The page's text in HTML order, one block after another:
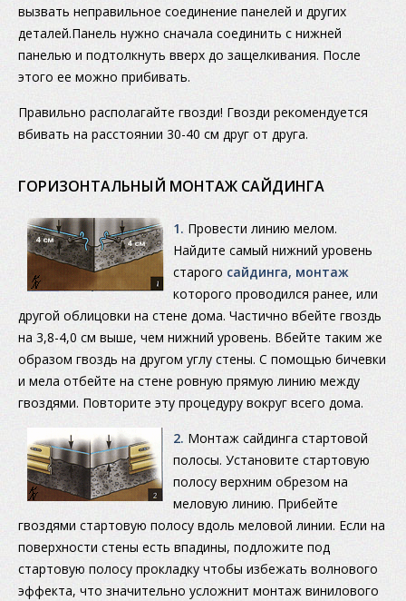
вызвать неправильное соединение панелей и других
деталей.Панель нужно сначала соединить с нижней
панелью и подтолкнуть вверх до защелкивания. После
этого ее можно прибивать.
Правильно располагайте гвозди! Гвозди рекомендуется
вбивать на расстоянии 30-40 см друг от друга.
ГОРИЗОНТАЛЬНЫЙ МОНТАЖ САЙДИНГА
1. Провести линию мелом.
Найдите самый нижний уровень
старого сайдинга, монтаж
которого проводился ранее, или
другой облицовки на стене дома. Частично вбейте гвоздь
на 3,8-4,0 см выше, чем нижний уровень. Вбейте таким же
образом гвоздь на другом углу стены. С помощью бичевки
и мела отбейте на стене ровную прямую линию между
гвоздями. Повторите эту процедуру вокруг всего дома.
2. Монтаж сайдинга стартовой
полосы. Установите стартовую
полосу верхним обрезом на
меловую линию. Прибейте
гвоздями стартовую полосу вдоль меловой линии. Если на
поверхности стены есть впадины, подложите под
стартовую полосу прокладку чтобы избежать волнового
эффекта, что значительно усложнит монтаж винилового